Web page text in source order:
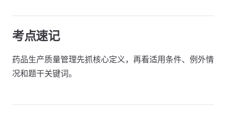
考点速记
药品生产质量管理先抓核心定义，再看适用条件、例外情
况和题干关键词。